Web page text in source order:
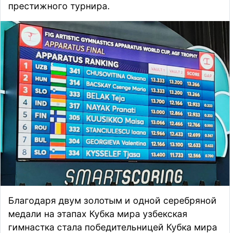
престижного турнира.
Благодаря двум золотым и одной серебряной
медали на этапах Кубка мира узбекская
гимнастка стала победительницей Кубка мира